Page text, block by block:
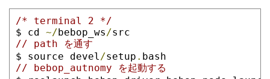
/* terminal 2 */
$ cd ~/bebop_ws /src
// path を通す
$ source devel /setup . bash
// bebop_autnomy を起動する